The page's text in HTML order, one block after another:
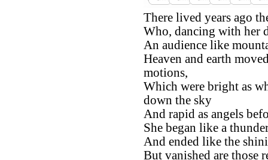
There lived years ago
Who, dancing with her
An audience like
Heaven and earth
motions,
Which were bright as
down the sky
And rapid as angels
She began like a
And ended like the
But vanished are those